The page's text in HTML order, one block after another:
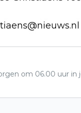
om 06.00 uur in